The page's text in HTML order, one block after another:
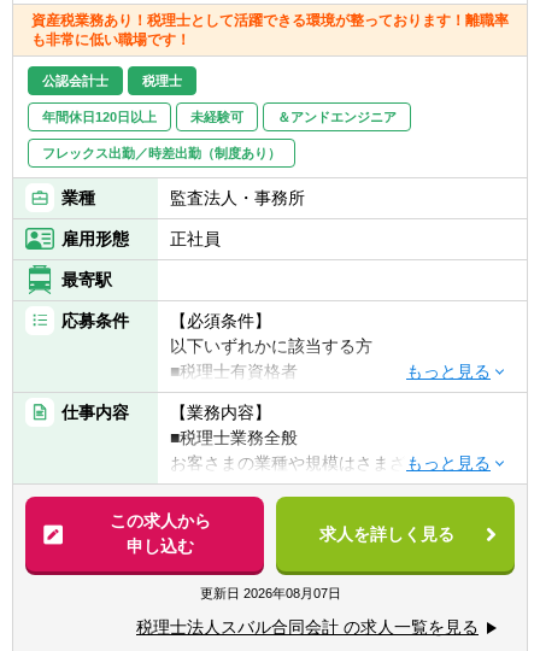
資産税業務あり！税理士として活躍できる環境が整っております！離職率
も非常に低い職場です！
公認会計士 税理士
年間休日120日以上 未経験可 ＆アンドエンジニア
フレックス出勤／時差出勤（制度あり）
業種 監査法人・事務所
雇用形態 正社員
最寄駅
応募条件
【必須条件】
以下いずれかに該当する方
■税理士有資格者
■公認会計士
■国税出身の方
■会計事務所での業務経験5年以上
【求める人物像】
◆頑張った分評価されることを好む方
◆コミュニケーション能力が高い方
◆向上心や目標、ビジョンを持ち仕事に取り
組める方
仕事内容
【業務内容】
■税理士業務全般
お客さまの業種や規模はさまざまです。
税理士として、記帳代行から資産運用まで幅
広く携わっていただきます。
具体的には・・・
■税務顧問業務
■会社設立業務
■相続業務
この求人から
申し込む
求人を詳しく見る
更新日 2026年08月07日
税理士法人スバル合同会計 の求人一覧を見る